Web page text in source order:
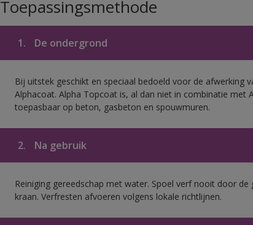
Toepassingsmethode
1. De ondergrond
Bij uitstek geschikt en speciaal bedoeld voor de afwerking
Alphacoat. Alpha Topcoat is, al dan niet in combinatie met
toepasbaar op beton, gasbeton en spouwmuren.
2. Na gebruik
Reiniging gereedschap met water. Spoel verf nooit door
kraan. Verfresten afvoeren volgens lokale richtlijnen.